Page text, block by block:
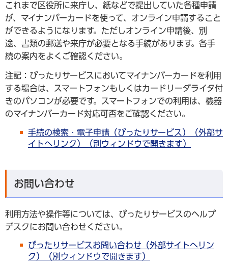
これまで区役所に来庁し、紙などで提出していた各種申請
が、マイナンバーカードを使って、オンライン申請すること
ができるようになります。ただしオンライン申請後、別
途、書類の郵送や来庁が必要となる手続があります。各手
続の案内をよくご確認ください。
注記：ぴったりサービスにおいてマイナンバーカードを利用
する場合は、スマートフォンもしくはカードリーダライタ付
きのパソコンが必要です。スマートフォンでの利用は、機器
のマイナンバーカード対応可否をご確認ください。
手続の検索・電子申請（ぴったりサービス）（外部サ
イトへリンク）（別ウィンドウで開きます）
お問い合わせ
利用方法や操作等については、ぴったりサービスのヘルプ
デスクにお問い合わせください。
ぴったりサービスお問い合わせ（外部サイトへリン
ク）（別ウィンドウで開きます）